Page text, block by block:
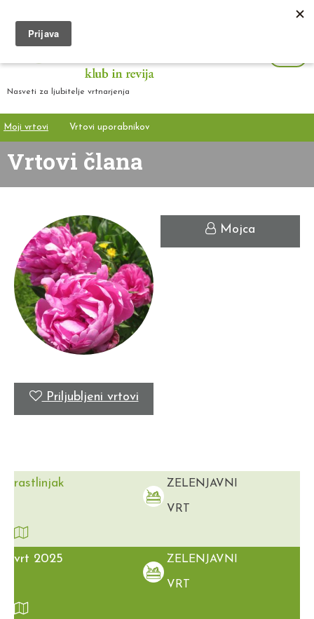
Nasveti za ljubitelje vrtnarjenja
Moji vrtovi Vrtovi uporabnikov
Vrtovi člana
Mojca
Priljubljeni vrtovi
rastlinjak ZELENJAVNI
VRT
vrt 2025 ZELENJAVNI
VRT